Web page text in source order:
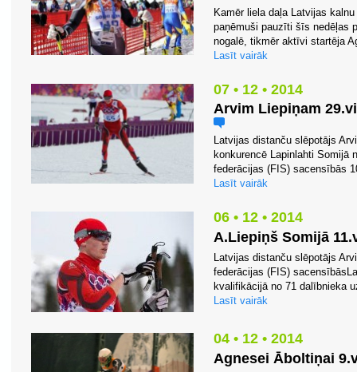
Kamēr liela daļa Latvijas
paņēmuši pauzīti šīs nedēļas
nogalē, tikmēr aktīvi startēja
Lasīt vairāk
07 • 12 • 2014
Arvim Liepiņam
Latvijas distanču slēpotājs
konkurencē Lapinlahti Somijā
federācijas (FIS) sacensībās
Lasīt vairāk
06 • 12 • 2014
A.Liepiņš Somijā
Latvijas distanču slēpotājs
federācijas (FIS)
kvalifikācijā no 71 dalībnieka
Lasīt vairāk
04 • 12 • 2014
Agnesei Āboltiņai